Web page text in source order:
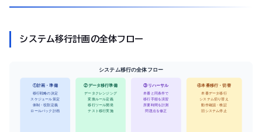
システム移行計画の全体フロー
システム移行の全体フロー
①計画・準備
移行戦略の決定
スケジュール策定
体制・役割定義
ロールバック計画
②データ移行準備
データクレンジング
変換ルール定義
移行ツール開発
テスト移行実施
③リハーサル
本番と同条件で
移行手順を演習
所要時間を計測
問題点を修正
④本番移行・切替
本番データ移行
システム切り替え
動作確認・検証
旧システム停止